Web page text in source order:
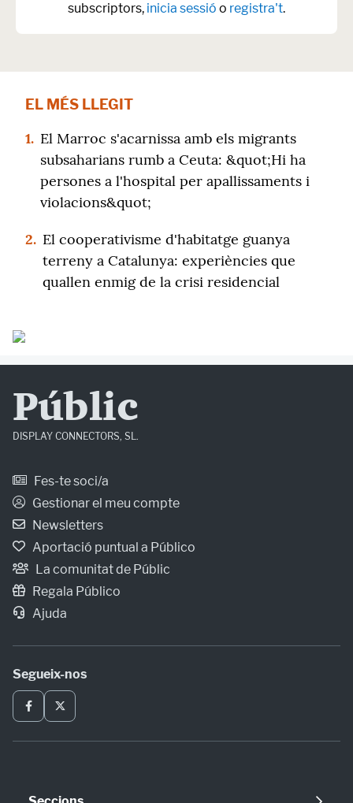
subscriptors, inicia sessió o registra't.
EL MÉS LLEGIT
1. El Marroc s'acarnissa amb els migrants
subsaharians rumb a Ceuta: &quot;Hi ha
persones a l'hospital per apallissaments i
violacions&quot;
2. El cooperativisme d'habitatge guanya
terreny a Catalunya: experiències que
quallen enmig de la crisi residencial
Públic
DISPLAY CONNECTORS, SL.
Fes-te soci/a
Gestionar el meu compte
Newsletters
Aportació puntual a Público
La comunitat de Públic
Regala Público
Ajuda
Segueix-nos